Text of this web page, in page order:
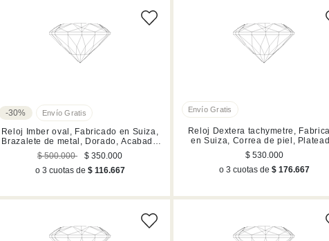
-30%
Reloj Imber oval, Fabricado en Suiza,
Brazalete de metal, Dorado, Acabado
en tono oro rosa
$ 500.000
$ 350.000
o 3 cuotas de $ 116.667
Reloj Dextera tachymetre,
en Suiza, Correa de piel,
Acero inoxidable
$ 530.000
o 3 cuotas de $ 176.667